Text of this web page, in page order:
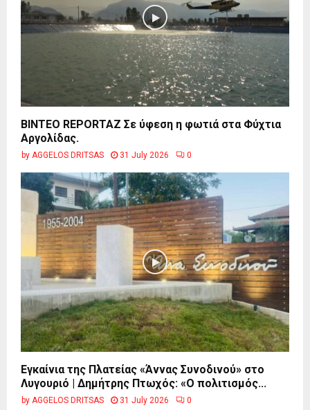
BINTEO REPORTAZ Σε ύφεση η φωτιά στα Φύχτια
Αργολίδας.
by AGGELOS DRITSAS 31 July 2026 0
Εγκαίνια της Πλατείας «Άννας Συνοδινού» στο
Λυγουριό | Δημήτρης Πτωχός: «Ο πολιτισμός...
by AGGELOS DRITSAS 31 July 2026 0